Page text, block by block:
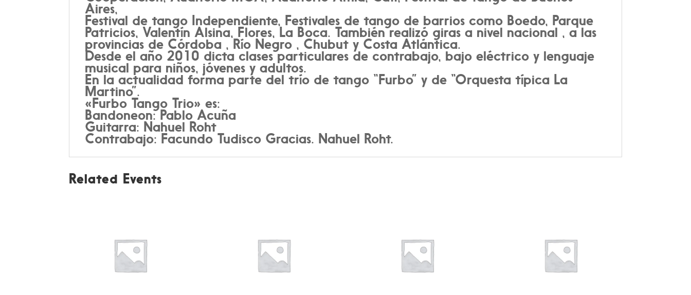
Aires,
Festival de tango Independiente, Festivales de tango de barrios como Boedo, Parque
Patricios, Valentín Alsina, Flores, La Boca. También realizó giras a nivel nacional , a las
provincias de Córdoba , Río Negro , Chubut y Costa Atlántica.
Desde el año 2010 dicta clases particulares de contrabajo, bajo eléctrico y lenguaje
musical para niños, jóvenes y adultos.
En la actualidad forma parte del trío de tango “Furbo” y de “Orquesta típica La
Martino”.
«Furbo Tango Trio» es:
Bandoneon: Pablo Acuña
Guitarra: Nahuel Roht
Contrabajo: Facundo Tudisco Gracias. Nahuel Roht.
Related Events